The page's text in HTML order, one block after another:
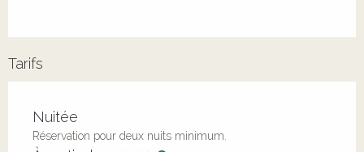
Tarifs
Tarifs 2026
Nuitée
Réservation pour deux nuits minimum.